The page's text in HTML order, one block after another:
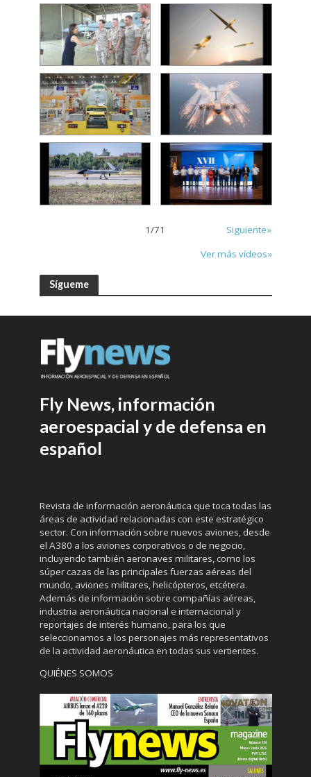
1/71
Siguiente»
Ver más vídeos»
Sígueme
Fly News, información
aeroespacial y de defensa en
español
Revista de información aeronáutica que toca todas las
áreas de actividad relacionadas con este estratégico
sector. Con información sobre nuevos aviones, desde
el A380 a los aviones corporativos o de negocio,
incluyendo también aeronaves militares, como los
súper cazas de las principales fuerzas aéreas del
mundo, aviones militares, helicópteros, etcétera.
Además de información sobre compañías aéreas,
industria aeronáutica nacional e internacional y
reportajes de interés humano, para los que
seleccionamos a los personajes más representativos
de la actividad aeronáutica en todas sus vertientes.
QUIÉNES SOMOS